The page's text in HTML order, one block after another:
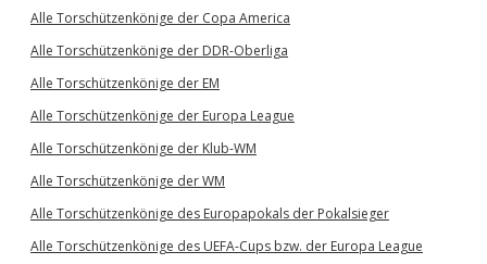
Alle Torschützenkönige der Copa America
Alle Torschützenkönige der DDR-Oberliga
Alle Torschützenkönige der EM
Alle Torschützenkönige der Europa League
Alle Torschützenkönige der Klub-WM
Alle Torschützenkönige der WM
Alle Torschützenkönige des Europapokals der Pokalsieger
Alle Torschützenkönige des UEFA-Cups bzw. der Europa League